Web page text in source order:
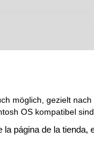
möglich, gezielt nach
OS kompatibel
la página de la tienda,